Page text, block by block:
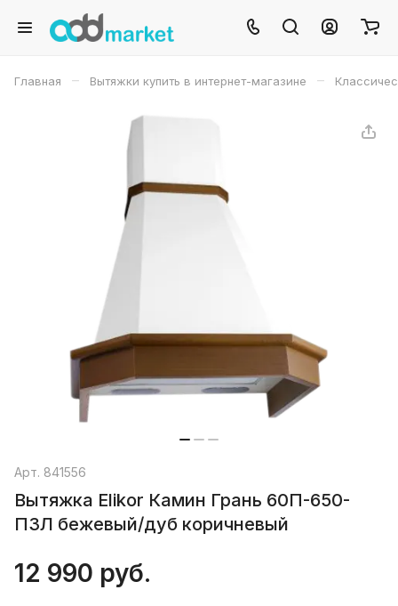
Главная – Вытяжки купить в интернет-магазине –
Арт. 841556
Вытяжка Elikor Камин Грань 60П-650-
П3Л бежевый/дуб коричневый
12 990 руб.